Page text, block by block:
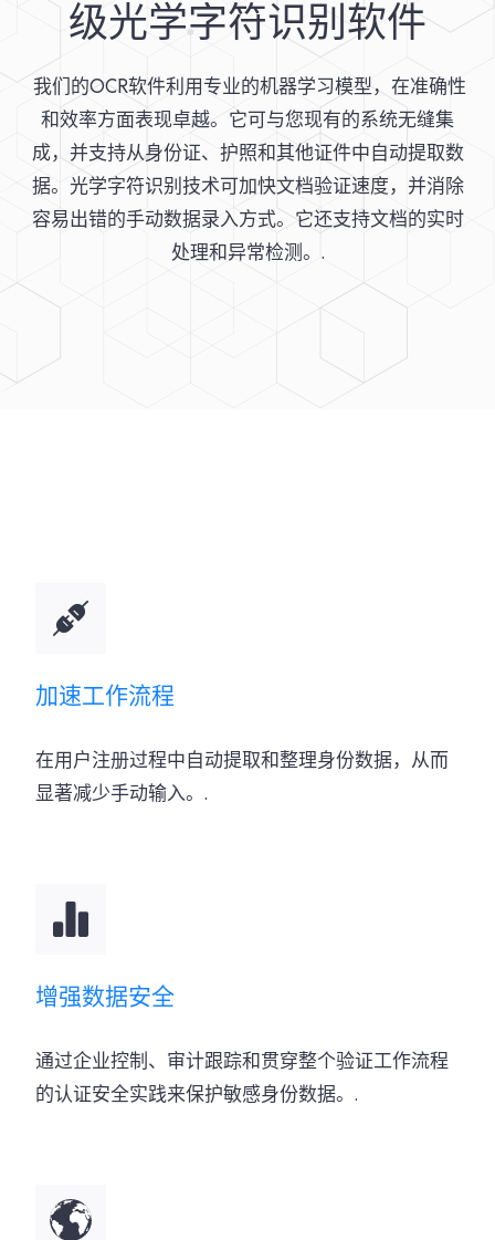
级光学字符识别软件
我们的OCR软件利用专业的机器学习模型，在准确性
和效率方面表现卓越。它可与您现有的系统无缝集
成，并支持从身份证、护照和其他证件中自动提取数
据。光学字符识别技术可加快文档验证速度，并消除
容易出错的手动数据录入方式。它还支持文档的实时
处理和异常检测。.
加速工作流程
在用户注册过程中自动提取和整理身份数据，从而
显著减少手动输入。.
增强数据安全
通过企业控制、审计跟踪和贯穿整个验证工作流程
的认证安全实践来保护敏感身份数据。.